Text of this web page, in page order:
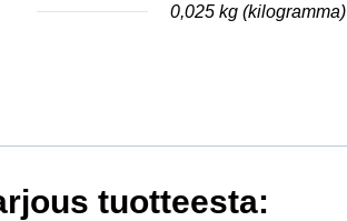
0,025 kg (kilogramma)
tuotteesta: